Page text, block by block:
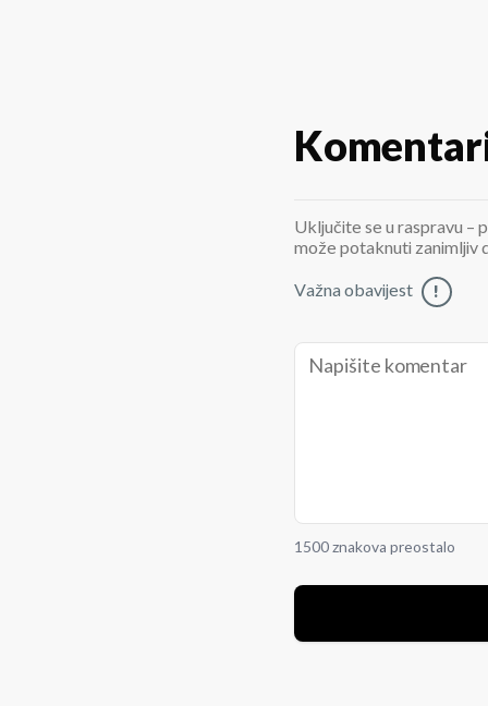
Uključite se u raspravu –
može potaknuti zanimljiv
Važna obavijest !
1500 znakova preostalo